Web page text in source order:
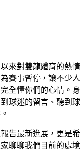
來對雙龍體育的熱情
賽事暫停，讓不少人
全懂你們的心情。身
球迷的留言、聽到球
告最新進展，更是希
聊聊我們目前的處境